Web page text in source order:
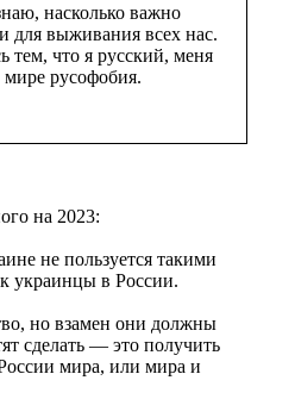
насколько важно
для выживания всех нас.
тем, что я русский, меня
мире русофобия.
на 2023:
не пользуется такими
украинцы в России.
но взамен они должны
сделать — это получить
мира, или мира и